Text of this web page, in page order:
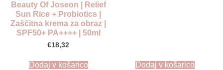
Beauty Of Joseon | Relief
Sun Rice + Probiotics |
Zaščitna krema za obraz |
SPF50+ PA++++ | 50ml
€18,32
Dodaj v košarico Dodaj v košarico